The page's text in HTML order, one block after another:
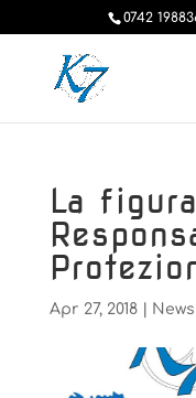
0742
La
Apr 27, 2018| News